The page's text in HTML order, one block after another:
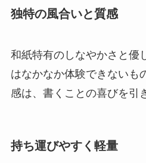
独特の風合いと質感
和紙特有のしなやかさと優
はなかなか体験できないも
感は、書くことの喜びを引
持ち運びやすく軽量